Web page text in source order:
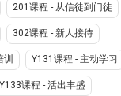
201课程 - 从信徒到门徒
302课程 - 新人接待
Y131课程 - 主动学习
Y133课程 - 活出丰盛